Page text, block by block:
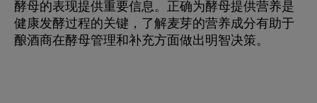
酵母的表现提供重要信息。正确为酵母提供营养是
健康发酵过程的关键，了解麦芽的营养成分有助于
酿酒商在酵母管理和补充方面做出明智决策。